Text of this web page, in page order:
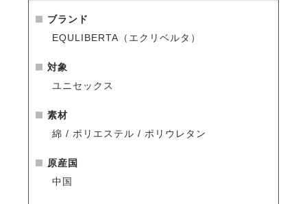
ブランド
EQULIBERTA（エクリベルタ）
対象
ユニセックス
素材
綿 / ポリエステル / ポリウレタン
原産国
中国